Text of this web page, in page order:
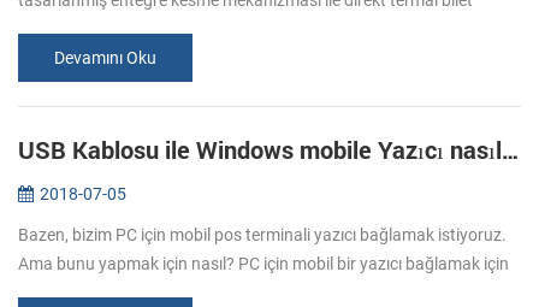
Devamını Oku
USB Kablosu ile Windows mobile Yazıcı nasıl yüklenir
2018-07-05
Bazen, bizim PC için mobil pos terminali yazıcı bağlamak istiyoruz.
Ama bunu yapmak için nasıl? PC için mobil bir yazıcı bağlamak için